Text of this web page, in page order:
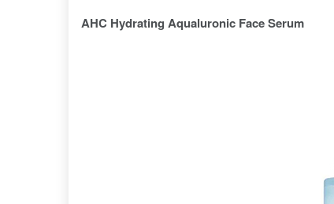
AHC Hydrating Aqualuronic Face Serum